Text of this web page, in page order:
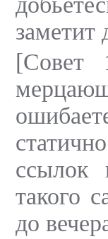
заметит
[Совет
ссылок
такого
до